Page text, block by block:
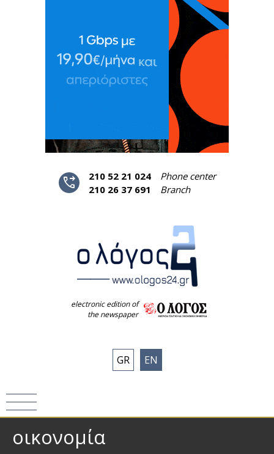
phone_forwarded 210 52 21 024
Phone center
210 26 37 691
Branch
electronic edition of
the newspaper
GR EN
οικονομία